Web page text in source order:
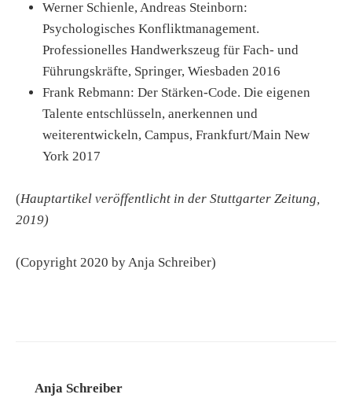
Werner Schienle, Andreas Steinborn:
Psychologisches Konfliktmanagement.
Professionelles Handwerkszeug für Fach- und
Führungskräfte, Springer, Wiesbaden 2016
Frank Rebmann: Der Stärken-Code. Die eigenen
Talente entschlüsseln, anerkennen und
weiterentwickeln, Campus, Frankfurt/Main New
York 2017
(Hauptartikel veröffentlicht in der Stuttgarter Zeitung,
2019)
(Copyright 2020 by Anja Schreiber)
Anja Schreiber